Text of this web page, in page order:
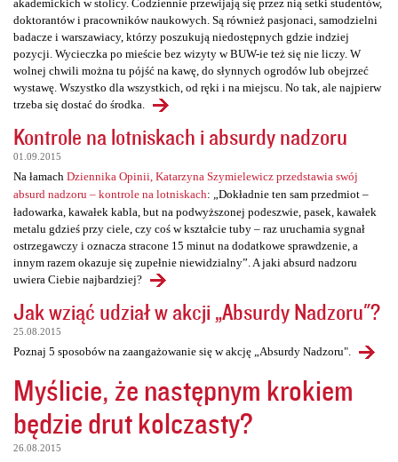
akademickich w stolicy. Codziennie przewijają się przez nią setki studentów,
doktorantów i pracowników naukowych. Są również pasjonaci, samodzielni
badacze i warszawiacy, którzy poszukują niedostępnych gdzie indziej
pozycji. Wycieczka po mieście bez wizyty w BUW-ie też się nie liczy. W
wolnej chwili można tu pójść na kawę, do słynnych ogrodów lub obejrzeć
wystawę. Wszystko dla wszystkich, od ręki i na miejscu. No tak, ale najpierw
trzeba się dostać do środka.
Kontrole na lotniskach i absurdy nadzoru
01.09.2015
Na łamach Dziennika Opinii, Katarzyna Szymielewicz przedstawia swój
absurd nadzoru – kontrole na lotniskach: „Dokładnie ten sam przedmiot –
ładowarka, kawałek kabla, but na podwyższonej podeszwie, pasek, kawałek
metalu gdzieś przy ciele, czy coś w kształcie tuby – raz uruchamia sygnał
ostrzegawczy i oznacza stracone 15 minut na dodatkowe sprawdzenie, a
innym razem okazuje się zupełnie niewidzialny”. A jaki absurd nadzoru
uwiera Ciebie najbardziej?
Jak wziąć udział w akcji „Absurdy Nadzoru"?
25.08.2015
Poznaj 5 sposobów na zaangażowanie się w akcję „Absurdy Nadzoru".
Myślicie, że następnym krokiem
będzie drut kolczasty?
26.08.2015